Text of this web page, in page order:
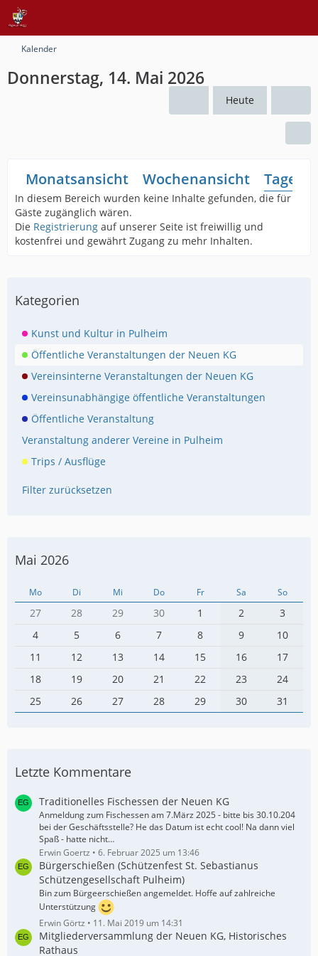
Kalender
Donnerstag, 14. Mai 2026
Heute
Monatsansicht Wochenansicht
In diesem Bereich wurden keine Inhalte gefunden, die für
Gäste zugänglich wären.
Die Registrierung auf unserer Seite ist freiwillig und
kostenfrei und gewährt Zugang zu mehr Inhalten.
Kategorien
Kunst und Kultur in Pulheim
Öffentliche Veranstaltungen der Neuen KG
Vereinsinterne Veranstaltungen der Neuen KG
Vereinsunabhängige öffentliche Veranstaltungen
Öffentliche Veranstaltung
Veranstaltung anderer Vereine in Pulheim
Trips / Ausflüge
Filter zurücksetzen
Mai 2026
Mo Di Mi Do Fr Sa So
27 28 29 30 1 2
3
4
5 6 7 8 9
10
11
12 13 14 15 16
17
18
19 20 21 22 23
24
25
26 27 28 29 30 31
Letzte Kommentare
Traditionelles Fischessen der Neuen KG
Anmeldung zum Fischessen am 7.März 2025 - bitte bis 30.10.204
bei der Geschäftsstelle? He das Datum ist echt cool! Na dann viel
Spaß - hatte nicht…
Erwin Goertz
6. Februar 2025 um 13:46
Bürgerschießen (Schützenfest St. Sebastianus
Schützengesellschaft Pulheim)
Bin zum Bürgeerschießen angemeldet. Hoffe auf zahlreiche
Unterstützung
Erwin Görtz
11. Mai 2019 um 14:31
Mitgliederversammlung der Neuen KG, Historisches
Rathaus